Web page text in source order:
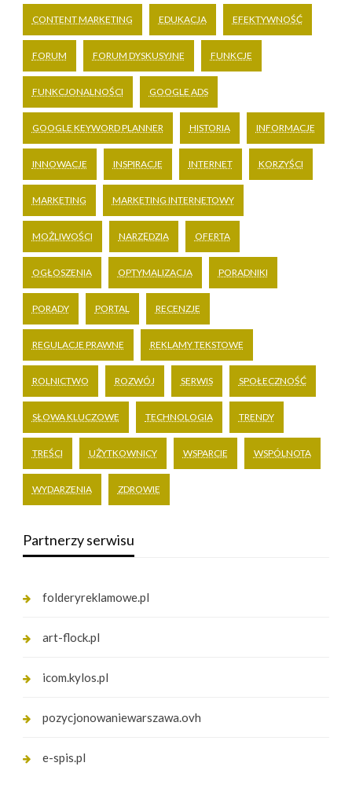
CONTENT MARKETING EDUKACJA EFEKTYWNOŚĆ
FORUM FORUM DYSKUSYJNE FUNKCJE
FUNKCJONALNOŚCI GOOGLE ADS
GOOGLE KEYWORD PLANNER HISTORIA INFORMACJE
INNOWACJE INSPIRACJE INTERNET KORZYŚCI
MARKETING MARKETING INTERNETOWY
MOŻLIWOŚCI NARZĘDZIA OFERTA
OGŁOSZENIA OPTYMALIZACJA PORADNIKI
PORADY PORTAL RECENZJE
REGULACJE PRAWNE REKLAMY TEKSTOWE
ROLNICTWO ROZWÓJ SERWIS SPOŁECZNOŚĆ
SŁOWA KLUCZOWE TECHNOLOGIA TRENDY
TREŚCI UŻYTKOWNICY WSPARCIE WSPÓLNOTA
WYDARZENIA ZDROWIE
Partnerzy serwisu
folderyreklamowe.pl
art-flock.pl
icom.kylos.pl
pozycjonowaniewarszawa.ovh
e-spis.pl